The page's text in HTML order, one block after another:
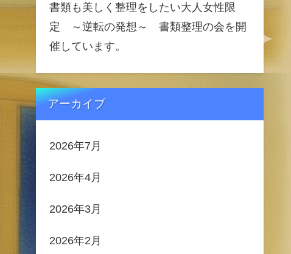
書類も美しく整理をしたい大人女性限
定 ～逆転の発想～ 書類整理の会を開
催しています。
アーカイブ
2026年7月
2026年4月
2026年3月
2026年2月